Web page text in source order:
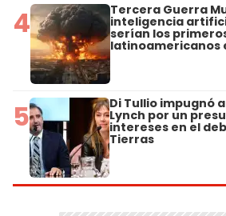
4 Tercera Guerra
inteligencia
serían los
latinoamericanos
5 Di Tullio impugnó
Lynch por un
intereses en el
Tierras